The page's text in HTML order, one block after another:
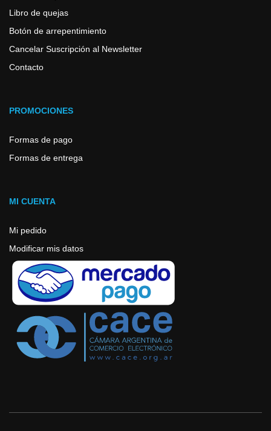
Libro de quejas
Botón de arrepentimiento
Cancelar Suscripción al Newsletter
Contacto
PROMOCIONES
Formas de pago
Formas de entrega
MI CUENTA
Mi pedido
Modificar mis datos